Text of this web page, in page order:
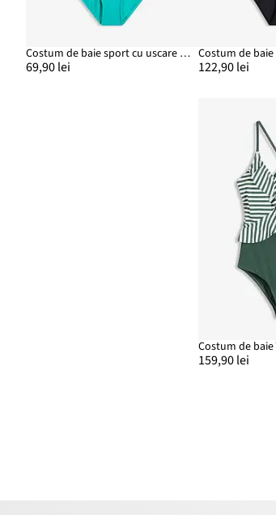
Costum de baie sport cu uscare rapidă
69,90 lei 122,90 lei
159,90 lei